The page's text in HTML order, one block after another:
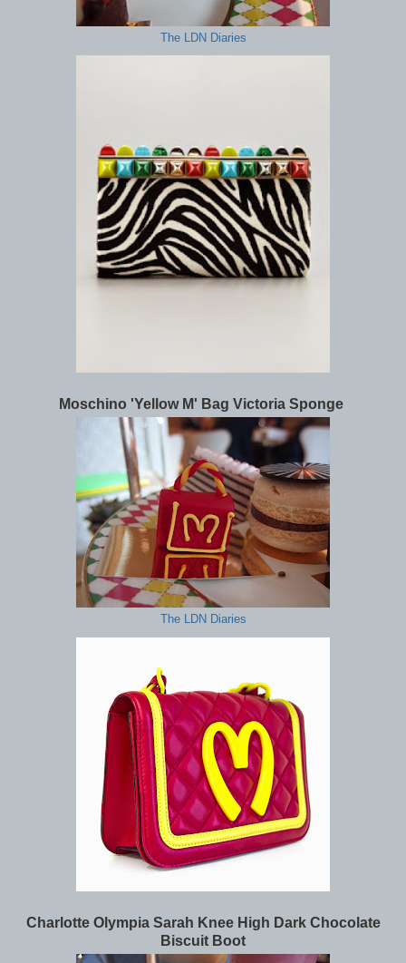
The LDN Diaries
Moschino 'Yellow M' Bag Victoria Sponge
The LDN Diaries
Charlotte Olympia Sarah Knee High Dark Chocolate
Biscuit Boot